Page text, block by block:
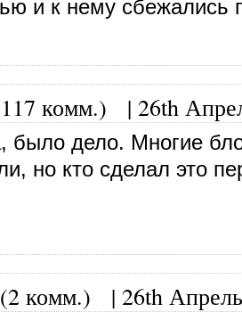
и к нему сбежались
комм.) | 26th
было дело. Многие
но кто сделал это
комм.) | 26th